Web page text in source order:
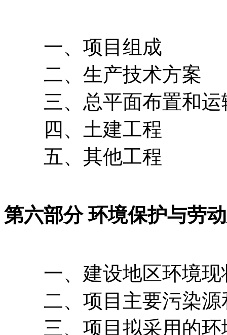
一、项目组成
二、生产技术方案
三、总平面布置和运
四、土建工程
五、其他工程
第六部分 环境保护与劳
一、建设地区环境现
二、项目主要污染源
三、项目拟采用的环